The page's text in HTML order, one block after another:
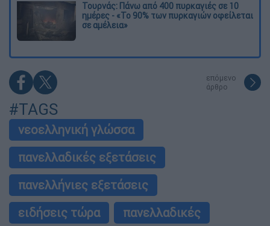
Τουρνάς: Πάνω από 400 πυρκαγιές σε 10
ημέρες - «Το 90% των πυρκαγιών οφείλεται
σε αμέλεια»
επόμενο
άρθρο
#TAGS
νεοελληνική γλώσσα
πανελλαδικές εξετάσεις
πανελλήνιες εξετάσεις
ειδήσεις τώρα
πανελλαδικές